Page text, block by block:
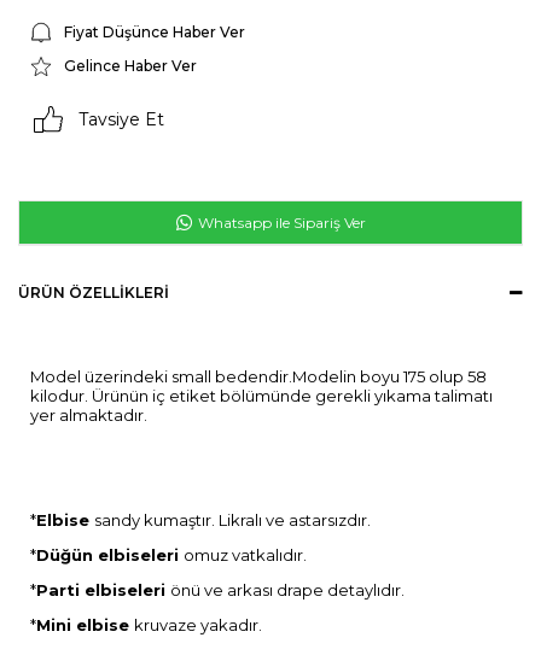
Fiyat Düşünce Haber Ver
Gelince Haber Ver
Tavsiye Et
Whatsapp ile Sipariş Ver
ÜRÜN ÖZELLIKLERI
Model üzerindeki small bedendir.Modelin boyu 175 olup 58
kilodur. Ürünün iç etiket bölümünde gerekli yıkama talimatı
yer almaktadır.
*Elbise sandy kumaştır. Likralı ve astarsızdır.
*Düğün elbiseleri omuz vatkalıdır.
*Parti elbiseleri önü ve arkası drape detaylıdır.
*Mini elbise kruvaze yakadır.